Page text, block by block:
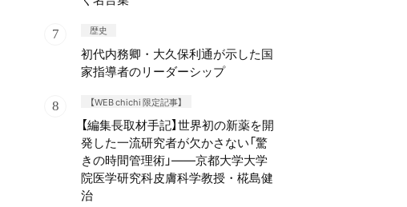
歴史
初代内務卿・大久保利通が示した国
家指導者のリーダーシップ
【WEB chichi 限定記事】
【編集長取材手記】世界初の新薬を開
発した一流研究者が欠かさない「驚
きの時間管理術」——京都大学大学
院医学研究科皮膚科学教授・椛島健
治